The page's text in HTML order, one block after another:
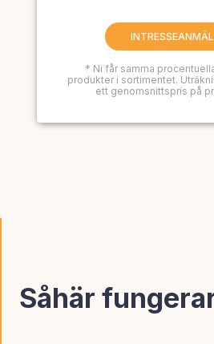
* Ni får samma
produkter i sortimentet.
ett genomsnittspris på
Såhär